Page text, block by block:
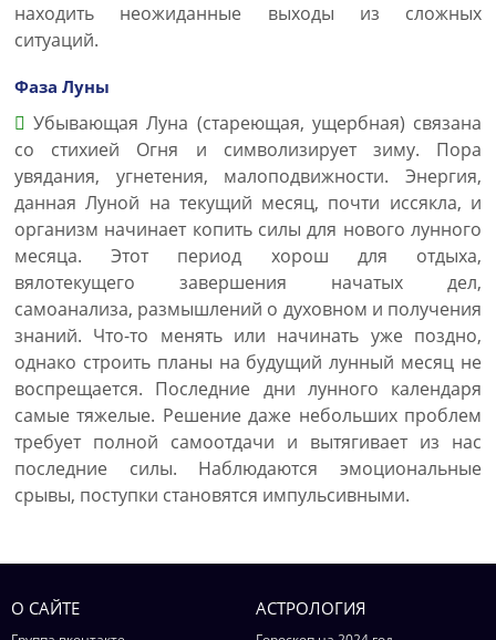
находить неожиданные выходы из сложных
ситуаций.
Фаза Луны
Убывающая Луна (стареющая, ущербная) связана
со стихией Огня и символизирует зиму. Пора
увядания, угнетения, малоподвижности. Энергия,
данная Луной на текущий месяц, почти иссякла, и
организм начинает копить силы для нового лунного
месяца. Этот период хорош для отдыха,
вялотекущего завершения начатых дел,
самоанализа, размышлений о духовном и получения
знаний. Что-то менять или начинать уже поздно,
однако строить планы на будущий лунный месяц не
воспрещается. Последние дни лунного календаря
самые тяжелые. Решение даже небольших проблем
требует полной самоотдачи и вытягивает из нас
последние силы. Наблюдаются эмоциональные
срывы, поступки становятся импульсивными.
О САЙТЕ АСТРОЛОГИЯ